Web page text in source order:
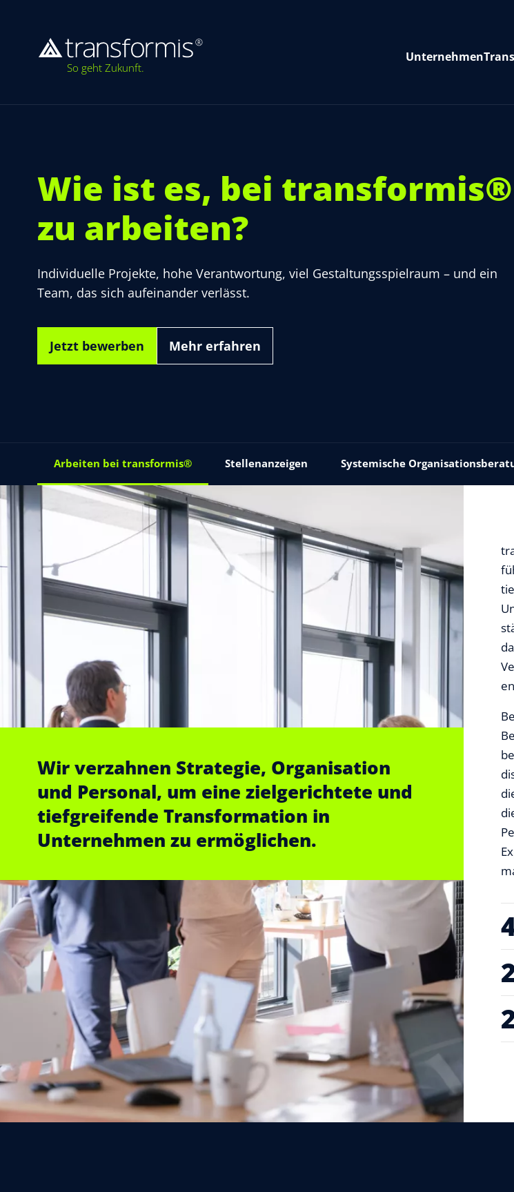
So geht Zukunft.
Unternehmen
Wie ist es, bei transformis®
zu arbeiten?
Individuelle Projekte, hohe Verantwortung, viel Gestaltungsspielraum – und ein
Team, das sich aufeinander verlässt.
Jetzt bewerben Mehr erfahren
Arbeiten bei transformis® Stellenanzeigen Systemische
Wir verzahnen Strategie, Organisation
und Personal, um eine zielgerichtete und
tiefgreifende Transformation in
Unternehmen zu ermöglichen.